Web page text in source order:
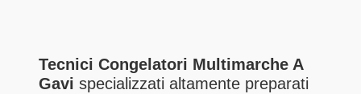
Tecnici Congelatori Multimarche A
Gavi specializzati altamente preparati